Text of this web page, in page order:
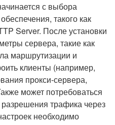
с выбора
такого как
Server. После установки
сервера, такие как
маршрутизации и
клиенты (например,
прокси-сервера,
может потребоваться
трафика через
необходимо